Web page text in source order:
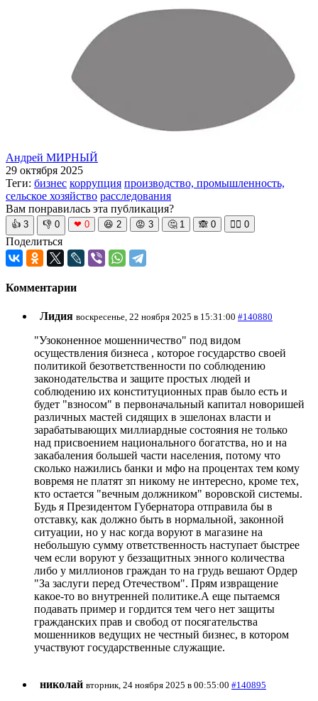
Андрей МИРНЫЙ
29 октября 2025
Теги: бизнес коррупция производство, промышленность,
сельское хозяйство расследования
Вам понравилась эта публикация?
👍 3 👎 0 ❤ 0 😆 2 😡 3 🤔 1 🙈 0 🧘‍♀️ 0
Поделиться
Комментарии
Лидия воскресенье, 22 ноября 2025 в 15:31:00 #140880
"Узоконенное мошенничество" под видом
осуществления бизнеса , которое государство своей
политикой безответственности по соблюдению
законодательства и защите простых людей и
соблюдению их конституционных прав было есть и
будет "взносом" в первоначальный капитал новоришей
различных мастей сидящих в эшелонах власти и
зарабатывающих миллиардные состояния не только
над присвоением национального богатства, но и на
закабаления большей части населения, потому что
сколько нажились банки и мфо на процентах тем кому
вовремя не платят зп никому не интересно, кроме тех,
кто остается "вечным должником" воровской системы.
Будь я Президентом Губернатора отправила бы в
отставку, как должно быть в нормальной, законной
ситуации, но у нас когда воруют в магазине на
небольшую сумму ответственность наступает быстрее
чем если воруют у беззащитных энного количества
либо у миллионов граждан то на грудь вешают Ордер
"За заслуги перед Отечеством". Прям извращение
какое-то во внутренней политике.А еще пытаемся
подавать пример и гордится тем чего нет защиты
гражданских прав и свобод от посягательства
мошенников ведущих не честный бизнес, в котором
участвуют государственные служащие.
николай вторник, 24 ноября 2025 в 00:55:00 #140895